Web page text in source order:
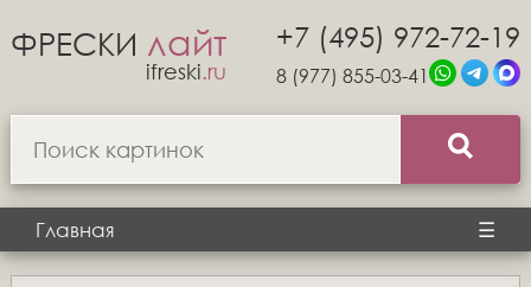
ФРЕСКИ лайт
ifreski.ru
+7 (495) 972-72-19
8 (977) 855-03-41
Главная ☰